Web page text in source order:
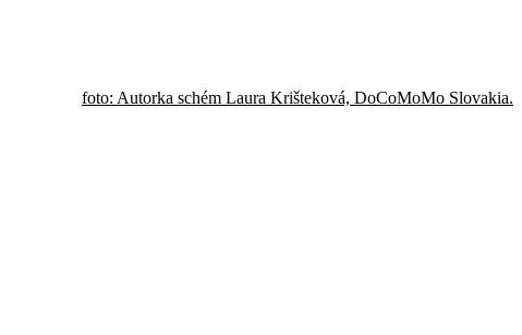
foto: Autorka schém Laura Krišteková, DoCoMoMo Slovakia.